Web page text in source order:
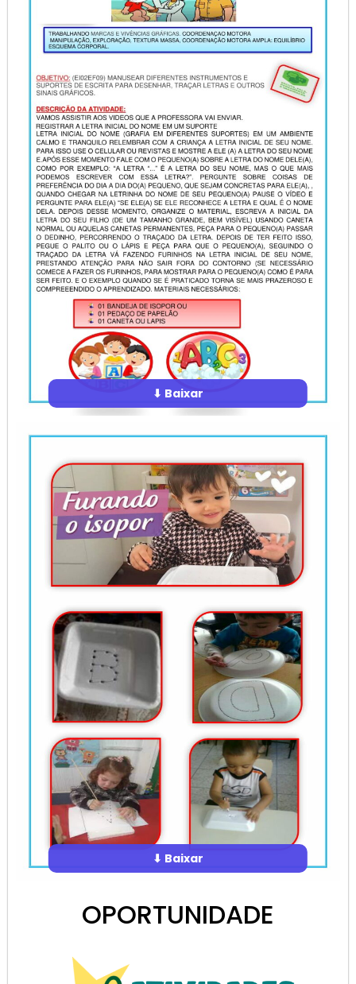
⬇ Baixar
⬇ Baixar
OPORTUNIDADE